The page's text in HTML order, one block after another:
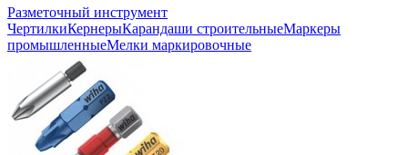
Разметочный инструмент
ЧертилкиКернерыКарандаши строительныеМаркеры
промышленныеМелки маркировочные